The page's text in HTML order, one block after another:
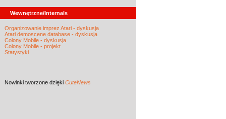
Wewnętrzne/Internals
Organizowanie imprez Atari - dyskusja
Atari demoscene database - dyskusja
Colony Mobile - dyskusja
Colony Mobile - projekt
Statystyki
Nowinki tworzone dzięki CuteNews